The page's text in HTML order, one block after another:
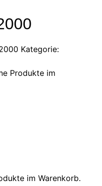
Produkte im
im Warenkorb.
Kategorie: